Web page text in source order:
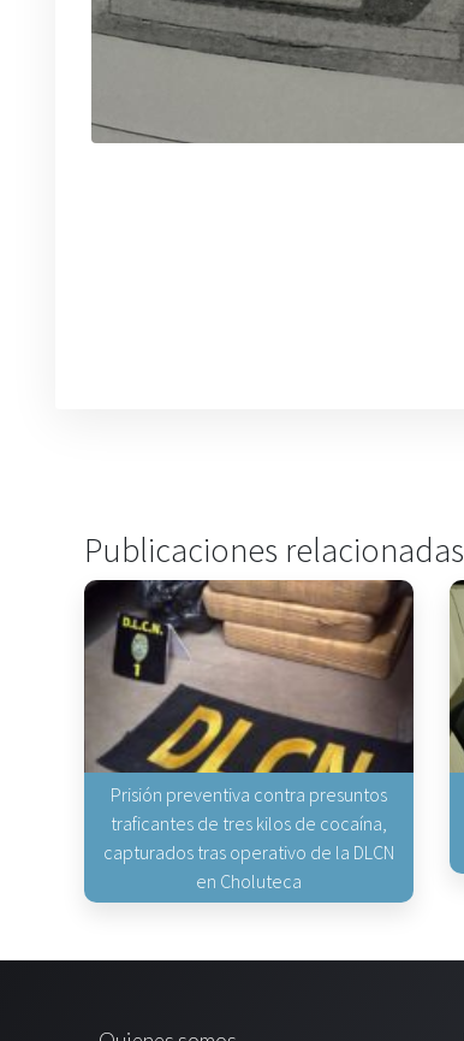
Publicaciones relacionadas
Prisión preventiva contra presuntos
traficantes de tres kilos de cocaína,
capturados tras operativo de la DLCN
en Choluteca